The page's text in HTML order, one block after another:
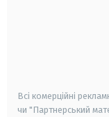
Всі комерційні
чи "Партнерський